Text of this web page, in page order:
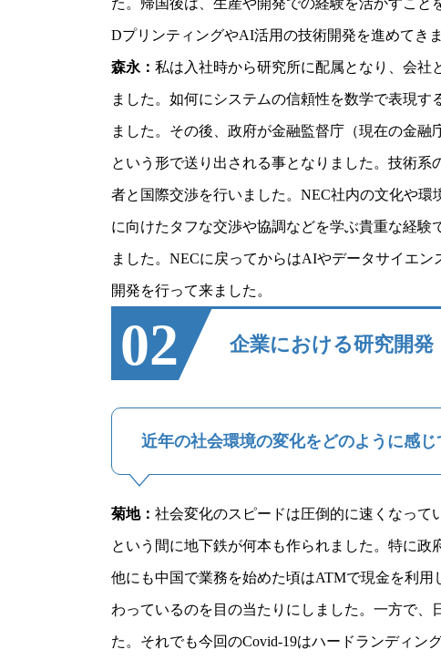
た。帰国後は、生産や開発での経験を活かすこと
DプリンティングやAI活用の技術開発を進めてきま
森永： 私は入社時から研究所に配属となり、会社
ました。如何にシステムの信頼性を数学で表現
ました。その後、政府が金融監督庁（現在の金
という形で送り出される事となりました。技術
者と国際交渉を行いました。NEC社内の文化や
に向けたタフな交渉や協調などを学ぶ貴重な経
ました。NECに戻ってからはAIやデータサイエ
開発を行って来ました。
02 企業における研究開発
近年の社会環境の変化をどのように感じ
菊地： 社会変化のスピードは圧倒的に速くなって
という間に地下鉄が何本も作られました。特に政
他にも中国で業務を始めた頃はATMで現金を利
わっているのを目の当たりにしました。一方で
た。それでも今回のCovid-19はハードランディン